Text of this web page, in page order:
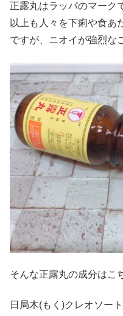
正露丸はラッパのマーク
以上も人々を下痢や食あ
ですが、ニオイが強烈な
そんな正露丸の成分はこ
日局木(もく)クレオソー